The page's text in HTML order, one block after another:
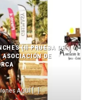
(II PRUEBA DE
DE
AQUÍ [...]